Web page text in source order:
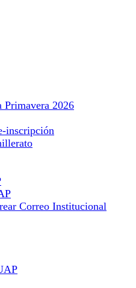
Primavera 2026
inscripción
Correo Institucional